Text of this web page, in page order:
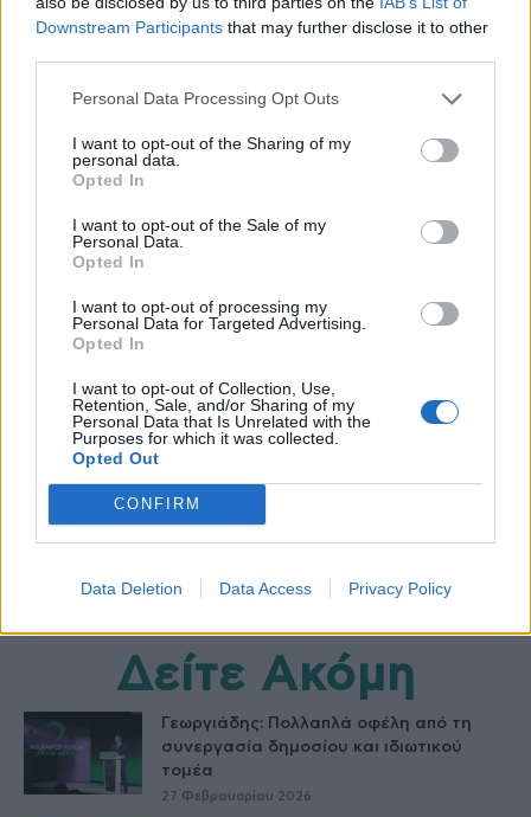
Downstream Participants that may further disclose it to other
Personal Data Processing Opt Outs
I want to opt-out of the Sharing of my
personal data.
Opted In
I want to opt-out of the Sale of my
Personal Data.
Opted In
I want to opt-out of processing my
Personal Data for Targeted Advertising.
Opted In
I want to opt-out of Collection, Use,
Retention, Sale, and/or Sharing of my
Personal Data that Is Unrelated with the
Purposes for which it was collected.
Opted Out
CONFIRM
Data Deletion Data Access Privacy Policy
Παγκόσμια Ημέρα Συγγενών Καρδιοπαθειών: Διάγνωση και αντιμετώπισή
Δείτε Ακόμη
Γεωργιάδης: Πολλαπλά οφέλη από τη
συνεργασία δημοσίου και ιδιωτικού
τομέα
27 Φεβρουαρίου 2026